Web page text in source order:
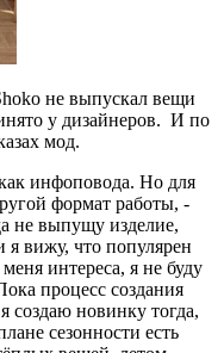
не выпускал вещи
у дизайнеров. И по
мод.
инфоповода. Но для
формат работы, -
не выпущу изделие,
я вижу, что популярен
интереса, я не буду
процесс создания
создаю новинку тогда,
сезонности есть